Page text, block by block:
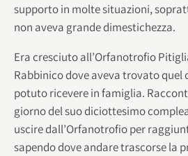
supporto in molte situazioni,
non aveva grande dimestichezza.
Era cresciuto all’Orfanotrofio
Rabbinico dove aveva trovato quel
potuto ricevere in famiglia.
giorno del suo diciottesimo
uscire dall’Orfanotrofio per
sapendo dove andare trascorse la